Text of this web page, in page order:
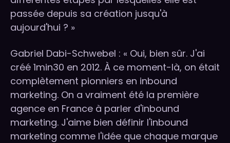
passée depuis sa création jusqu'à
aujourd'hui ? »
Gabriel Dabi-Schwebel : « Oui, bien sûr. J'ai
créé 1min30 en 2012. À ce moment-là, on était
complètement pionniers en inbound
marketing. On a vraiment été la première
agence en France à parler d'inbound
marketing. J'aime bien définir l'inbound
marketing comme l'idée que chaque marque